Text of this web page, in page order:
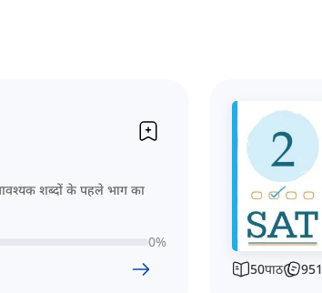
शब्दों के पहले भाग का
0%
50पाठ 951